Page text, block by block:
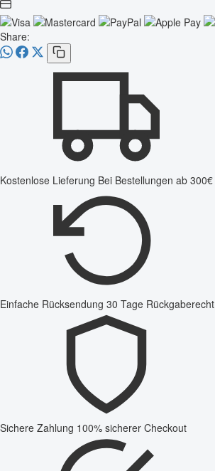
Share:
Kostenlose Lieferung Bei Bestellungen ab 300€
Einfache Rücksendung 30 Tage Rückgaberecht
Sichere Zahlung 100% sicherer Checkout